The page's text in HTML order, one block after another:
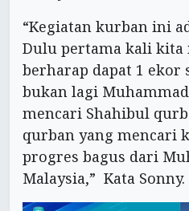
“Kegiatan kurban ini
Dulu pertama kali kita
berharap dapat 1 ekor
bukan lagi
mencari Shahibul
qurban yang mencari
progres bagus dari
Malaysia,” Kata Sonny.